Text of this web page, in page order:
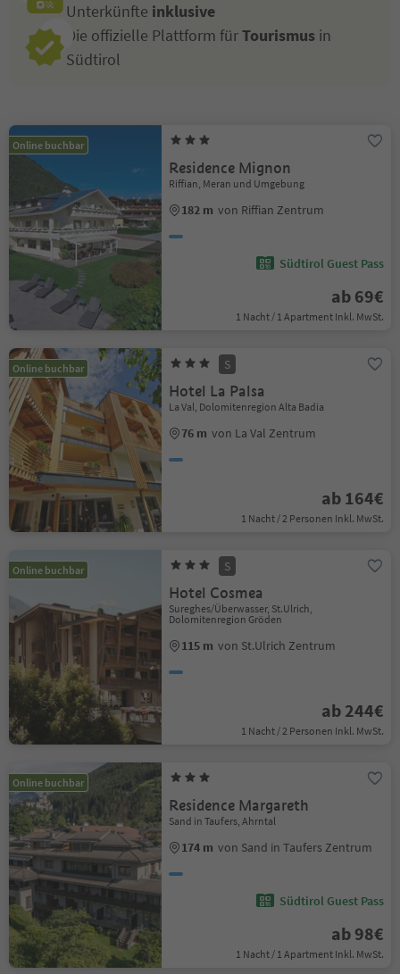
Unterkünfte inklusive
Die offizielle Plattform fürTourismus in
Südtirol
Online buchbar
Residence Mignon
Riffian, Meran und Umgebung
182 m von Riffian Zentrum
Südtirol Guest Pass
ab 69€
1 Nacht / 1 Apartment Inkl. MwSt.
Online buchbar S
Hotel La Palsa
La Val, Dolomitenregion Alta Badia
76 m von La Val Zentrum
ab 164€
1 Nacht / 2 Personen Inkl. MwSt.
Online buchbar S
Hotel Cosmea
Sureghes/Überwasser, St.Ulrich,
Dolomitenregion Gröden
115 m von St.Ulrich Zentrum
ab 244€
1 Nacht / 2 Personen Inkl. MwSt.
Online buchbar
Residence Margareth
Sand in Taufers, Ahrntal
174 m von Sand in Taufers Zentrum
Südtirol Guest Pass
ab 98€
1 Nacht / 1 Apartment Inkl. MwSt.